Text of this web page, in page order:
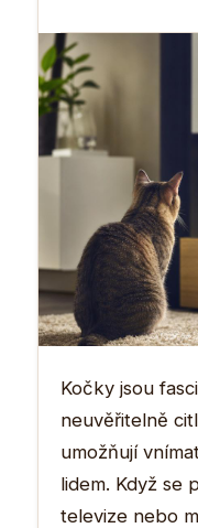
Kočky jsou
neuvěřitelně
umožňují
lidem. Když se
televize nebo